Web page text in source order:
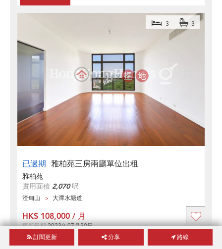
已過期 雅柏苑三房兩廳單位出租
3 3
雅柏苑
實用面積 2,070呎
渣甸山 大潭水塘道
HK$ 108,000 / 月
更新日期2023年07月30日
訂閱更新
分享 路線